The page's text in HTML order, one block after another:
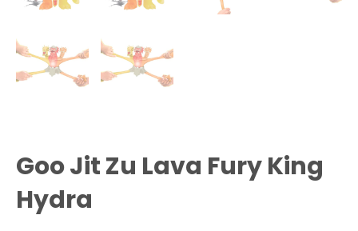
Goo Jit Zu Lava Fury King
Hydra